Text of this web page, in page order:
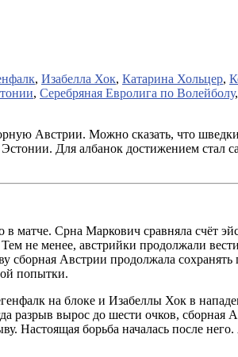
, Изабелла Хок, Катарина Хольцер,
, Серебряная Евролига по Волейболу,
Австрии. Можно сказать, что
Для албанок достижением стал
Срна Маркович сравняла счёт
не менее, австрийки продолжали
сборная Австрии продолжала
попытки.
на блоке и Изабеллы Хок в
разрыв вырос до шести очков, сборная
Настоящая борьба началась после